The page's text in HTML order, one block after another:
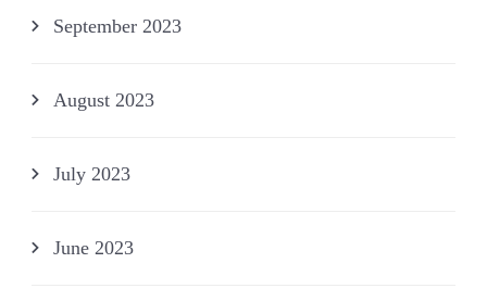
September 2023
August 2023
July 2023
June 2023